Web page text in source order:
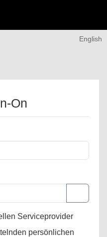
English
On
Serviceprovider
persönlichen